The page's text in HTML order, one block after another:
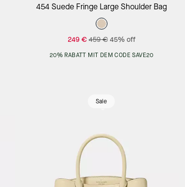
Add to Bag
454 Suede Fringe Large Shoulder Bag
249 € 459 € 45% off
20% RABATT MIT DEM CODE SAVE20
Sale